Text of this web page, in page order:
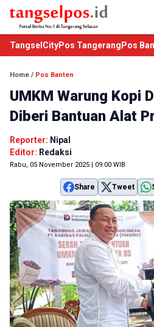
TangselCityPos Tangerang Pos
Home / Pos Banten
UMKM Warung Kopi
Diberi Bantuan Alat
Reporter: Nipal
Editor: Redaksi
Rabu, 05 November 2025 | 09:00 WIB
Share Tweet